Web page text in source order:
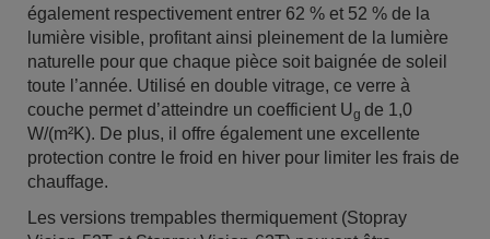
également respectivement entrer 62 % et 52 % de la
lumière visible, profitant ainsi pleinement de la lumière
naturelle pour que chaque pièce soit baignée de soleil
toute l’année. Utilisé en double vitrage, ce verre à
couche permet d’atteindre un coefficient Ug de 1,0
W/(m²K). De plus, il offre également une excellente
protection contre le froid en hiver pour limiter les frais de
chauffage.
Les versions trempables thermiquement (Stopray